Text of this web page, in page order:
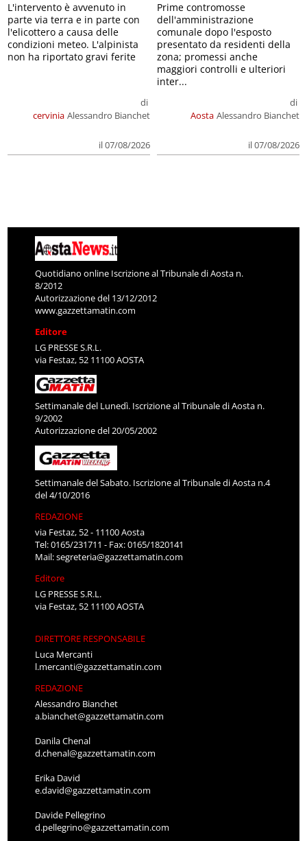
cervinia
di
Alessandro Bianchet
il 07/08/2026
L'intervento è avvenuto in
parte via terra e in parte con
l'elicottero a causa delle
condizioni meteo. L'alpinista
non ha riportato gravi ferite
Aosta
di
Alessandro Bianchet
il 07/08/2026
Prime contromosse
dell'amministrazione
comunale dopo l'esposto
presentato da residenti della
zona; promessi anche
maggiori controlli e ulteriori
inter...
Quotidiano online Iscrizione al Tribunale di Aosta n.
8/2012
Autorizzazione del 13/12/2012
www.gazzettamatin.com
Editore
LG PRESSE S.R.L.
via Festaz, 52 11100 AOSTA
Settimanale del Lunedì. Iscrizione al Tribunale di Aosta n.
9/2002
Autorizzazione del 20/05/2002
Settimanale del Sabato. Iscrizione al Tribunale di Aosta n.4
del 4/10/2016
REDAZIONE
via Festaz, 52 - 11100 Aosta
Tel: 0165/231711 - Fax: 0165/1820141
Mail:segreteria@gazzettamatin.com
Editore
LG PRESSE S.R.L.
via Festaz, 52 11100 AOSTA
DIRETTORE RESPONSABILE
Luca Mercanti
l.mercanti@gazzettamatin.com
REDAZIONE
Alessandro Bianchet
a.bianchet@gazzettamatin.com
Danila Chenal
d.chenal@gazzettamatin.com
Erika David
e.david@gazzettamatin.com
Davide Pellegrino
d.pellegrino@gazzettamatin.com